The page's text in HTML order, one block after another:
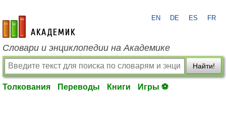
academic.ru
EN DE ES FR
Словари и энциклопедии на Академике
Найти!
Толкования Переводы Книги Игры ⚽